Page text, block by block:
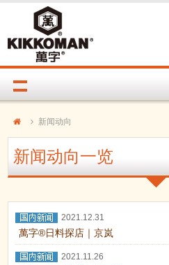
新闻动向
新闻动向一览
2021.12.31
萬字®日料探店｜京岚
2021.11.26